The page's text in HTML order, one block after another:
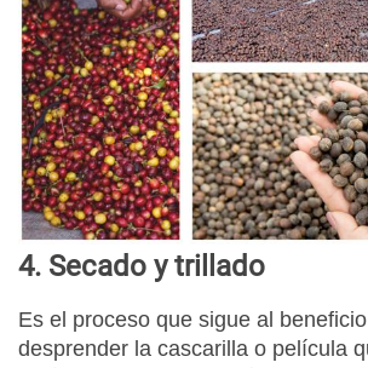
4. Secado y trillado
Es el proceso que sigue al
desprender la cascarilla o película